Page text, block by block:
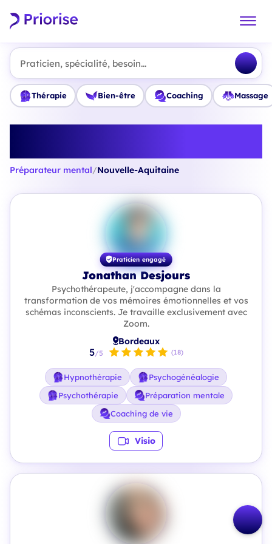
Praticien, spécialité, besoin...
Thérapie Bien-être Coaching Massage
Préparateur mental/Nouvelle-Aquitaine
Praticien engagé
Jonathan Desjours
Psychothérapeute, j'accompagne dans la
transformation de vos mémoires émotionnelles et vos
schémas inconscients. Je travaille exclusivement avec
Zoom.
Bordeaux
5/5 (18)
Hypnothérapie
Psychogénéalogie
Psychothérapie
Préparation mentale
Coaching de vie
Visio